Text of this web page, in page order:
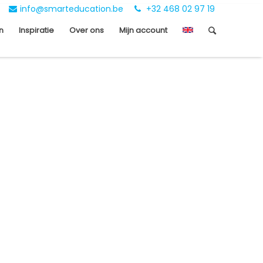
info@smarteducation.be +32 468 02 97 19
Inspiratie Over ons Mijn account